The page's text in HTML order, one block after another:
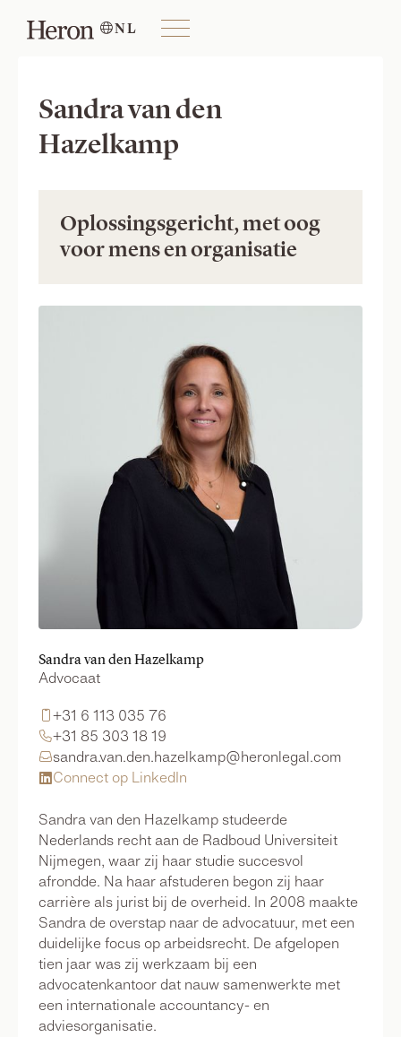
NL
Sandra van den
Hazelkamp
Oplossingsgericht, met oog
voor mens en organisatie
Sandra van den Hazelkamp
Advocaat
+31 6 113 035 76
+31 85 303 18 19
sandra.van.den.hazelkamp@heronlegal.com
 Connect op LinkedIn
Sandra van den Hazelkamp studeerde
Nederlands recht aan de Radboud Universiteit
Nijmegen, waar zij haar studie succesvol
afrondde. Na haar afstuderen begon zij haar
carrière als jurist bij de overheid. In 2008 maakte
Sandra de overstap naar de advocatuur, met een
duidelijke focus op arbeidsrecht. De afgelopen
tien jaar was zij werkzaam bij een
advocatenkantoor dat nauw samenwerkte met
een internationale accountancy- en
adviesorganisatie.